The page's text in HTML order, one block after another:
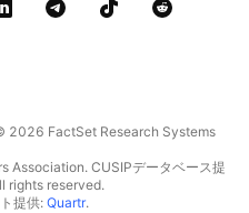
2026 FactSet Research Systems
CUSIPデータベース提
rights reserved.
提供: Quartr.